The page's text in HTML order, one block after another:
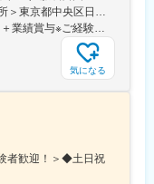
単位で取得できる有給休
子供が3歳になるまで取
【中央区日本橋・本社／転勤なし】＜住所＞東京都中央区日本橋本町4-8-15 ネオカワイビル10F＜アクセス＞・JR「新日本橋駅」から徒歩1分、「神田駅」から徒歩8分・東京メトロ「三越前駅」から徒歩5分、「小伝馬町駅」から徒歩5分※受動喫煙対策あり（屋内全面禁煙）
月給35万円～63万円（固定残業代含む）＋業績賞与※ご経験・スキルを考慮の上決定いたします※固定残業代は、時間外労働の有無にかかわらず月35時間分を、月8万3400円～15万円支給。（35時間を超える時間外労働分は追加で支給）
気になる
者歓迎！＞◆土日祝